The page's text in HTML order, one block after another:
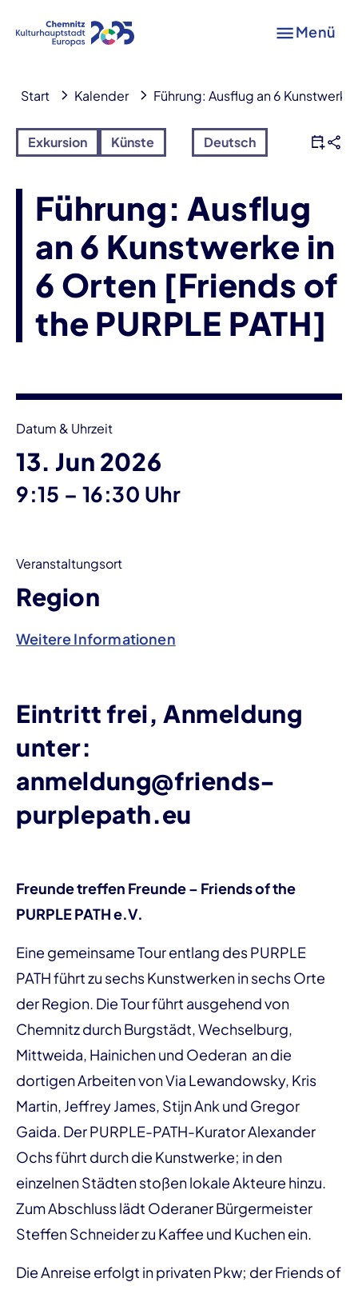
Menü
Start Kalender Führung: Ausflug an 6 Kunstwerke
Exkursion Künste Deutsch
Führung: Ausflug
an 6 Kunstwerke in
6 Orten [Friends of
the PURPLE PATH]
Datum & Uhrzeit
13. Jun 2026
9:15 – bis
16:30 Uhr
Veranstaltungsort
Region
Weitere Informationen
Eintritt frei, Anmeldung
unter:
anmeldung@friends-
purplepath.eu
Freunde treffen Freunde – Friends of the
PURPLE PATH e.V.
Eine gemeinsame Tour entlang des PURPLE
PATH führt zu sechs Kunstwerken in sechs Orte
der Region. Die Tour führt ausgehend von
Chemnitz durch Burgstädt, Wechselburg,
Mittweida, Hainichen und Oederan an die
dortigen Arbeiten von Via Lewandowsky, Kris
Martin, Jeffrey James, Stijn Ank und Gregor
Gaida. Der PURPLE-PATH-Kurator Alexander
Ochs führt durch die Kunstwerke; in den
einzelnen Städten stoßen lokale Akteure hinzu.
Zum Abschluss lädt Oderaner Bürgermeister
Steffen Schneider zu Kaffee und Kuchen ein.
Die Anreise erfolgt in privaten Pkw; der Friends of